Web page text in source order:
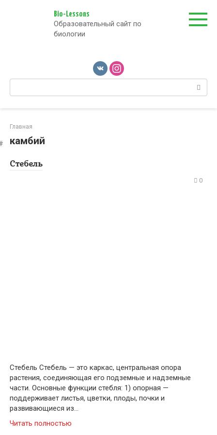
Bio-Lessons
Образовательный сайт по
биологии
Поиск:
Главная
камбий
Стебель
0
Стебель Стебель — это каркас, центральная опора
растения, соединяющая его подземные и надземные
части. Основные функции стебля: 1) опорная —
поддерживает листья, цветки, плоды, почки и
развивающиеся из…
Читать полностью